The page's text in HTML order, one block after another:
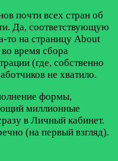
почти всех стран об
Да, соответствующую
то на страницу About
время сбора
(где, собственно
не хватило.
формы,
миллионные
в Личный кабинет.
(на первый взгляд).